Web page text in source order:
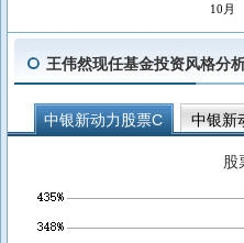
10月
王伟然现任基金投资风格分
中银新动力股票C 中银新
股